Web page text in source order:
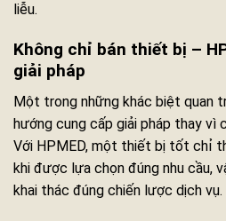
liễu.
Không chỉ bán thiết bị –
giải pháp
Một trong những khác biệt quan
hướng cung cấp giải pháp thay vì
Với HPMED, một thiết bị tốt chỉ
khi được lựa chọn đúng nhu cầu,
khai thác đúng chiến lược dịch vụ.